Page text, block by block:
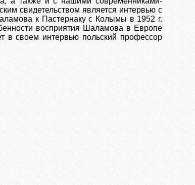
свидетельством является интервью с
к Пастернаку с Колымы в 1952 г.
восприятия Шаламова в Европе
в своем интервью польский профессор